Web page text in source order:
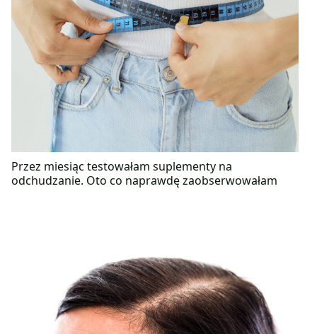
Przez miesiąc testowałam suplementy na
odchudzanie. Oto co naprawdę zaobserwowałam